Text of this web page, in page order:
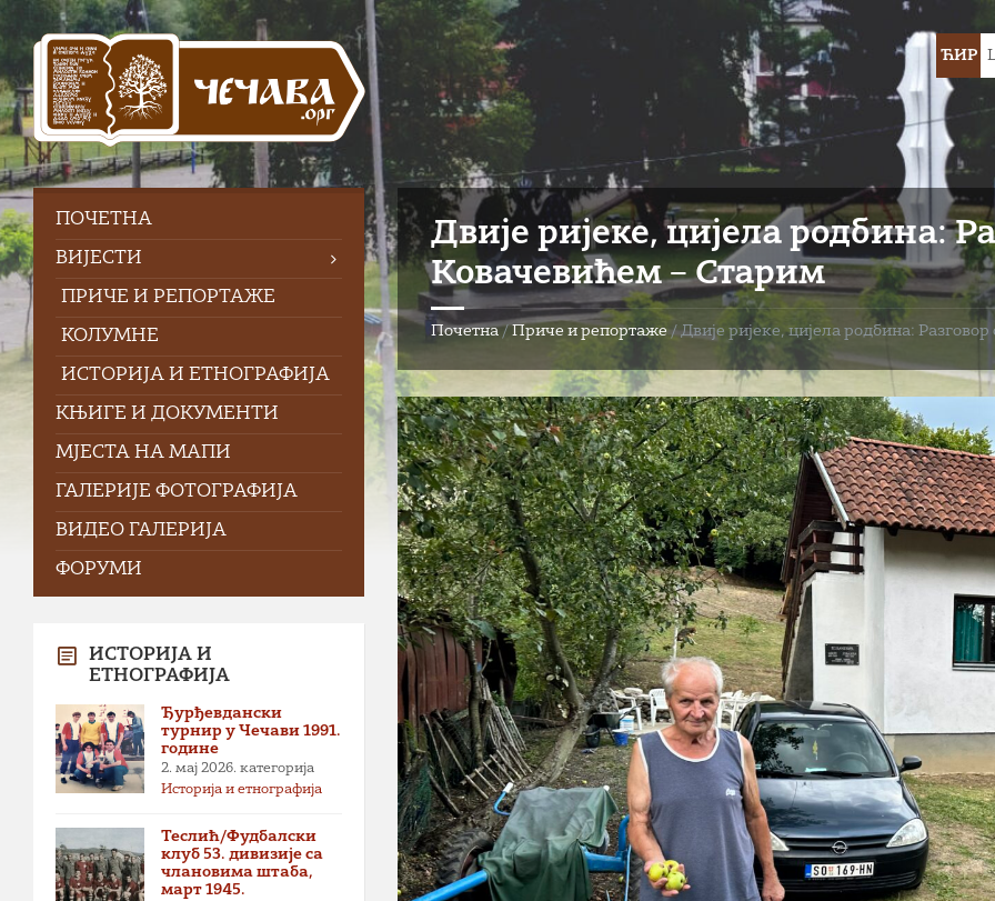
Skip
content
Skip
left
sidebar
Skip
footer
Choose
ЋИР
Двије ријеке, цијела родбина:
Ковачевићем – Старим
Почетна/Приче и репортаже/Двије ријеке, цијела родбина:
ПOЧЕТНА
ВИЈЕСТИ
ПРИЧЕ И РЕПОРТАЖЕ
КОЛУМНЕ
ИСТОРИЈА И ЕТНОГРАФИЈА
КЊИГЕ И ДОКУМЕНТИ
МЈЕСТА НА МАПИ
ГАЛЕРИЈЕ ФОТОГРАФИЈА
ВИДЕО ГАЛЕРИЈА
ФОРУМИ
ИСТОРИЈА И
ЕТНОГРАФИЈА
Ђурђевдански
турнир у Чечави 1991.
године
2. мај 2026. категорија
Историја и етнографија
Теслић/Фудбалски
клуб 53. дивизије са
члановима штаба,
март 1945.